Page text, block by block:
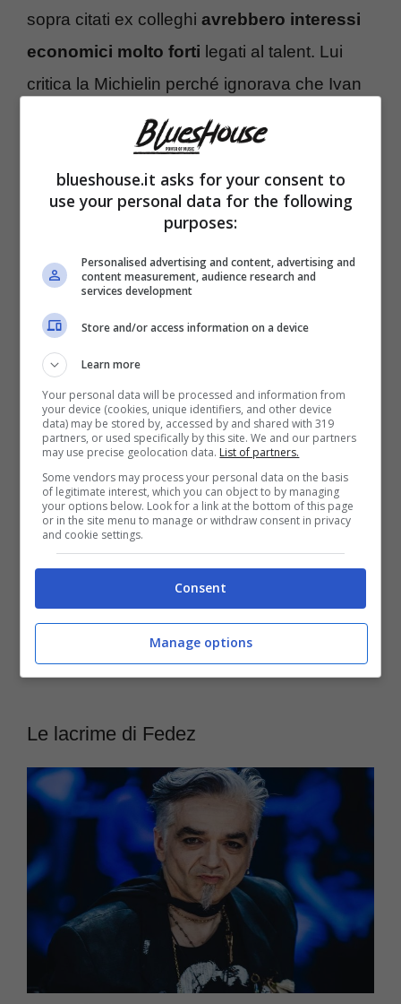
sopra citati ex colleghi avrebbero interessi
economici molto forti legati al talent. Lui
critica la Michielin perché ignorava che Ivan
Graziani era morto ormai da 25 anni. E
il perché sul litigio con Ambra:
punto gli è scappato un vaffa perché la
Angiolini pensava che lui stesse alzando la
di tutto però sarebbe Fedez.La voce storica
dei Bluvertigo
Ferragni il responsabile di tutto quanto è
accaduto.Fedez avrebbe imprecato in
maniera estremamente pesante“anche di
fronte a mia figlia di 3 anni”.
Le lacrime di Fedez
blueshouse.it asks for your consent to
use your personal data for the following
purposes:
Personalised advertising and content, advertising and
content measurement, audience research and
services development
Store and/or access information on a device
Learn more
Your personal data will be processed and information from
your device (cookies, unique identifiers, and other device
data) may be stored by, accessed by and shared with 319
partners, or used specifically by this site. We and our partners
may use precise geolocation data. List of partners.
Some vendors may process your personal data on the basis
of legitimate interest, which you can object to by managing
your options below. Look for a link at the bottom of this page
or in the site menu to manage or withdraw consent in privacy
and cookie settings.
Consent
Manage options